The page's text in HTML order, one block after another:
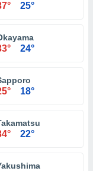
25°
24°
18°
22°